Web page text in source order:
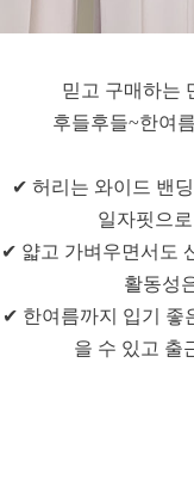
믿고 구매하는
후들후들~한여
✔ 허리는 와이드 밴
일자핏으
✔ 얇고 가벼우면서도
활동성
✔ 한여름까지 입기 좋
을 수 있고 출